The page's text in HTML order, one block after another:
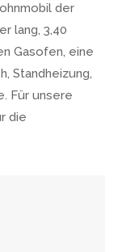
der
lang, 3,40
Gasofen, eine
Standheizung,
Für unsere
die